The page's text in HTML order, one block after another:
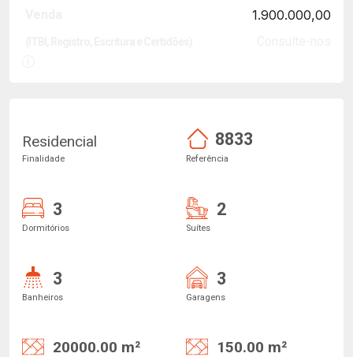
1.900.000,00
Residencial
Finalidade
8833
Referência
3
Dormitórios
2
Suítes
3
Banheiros
3
Garagens
20000.00 m² 150.00 m²